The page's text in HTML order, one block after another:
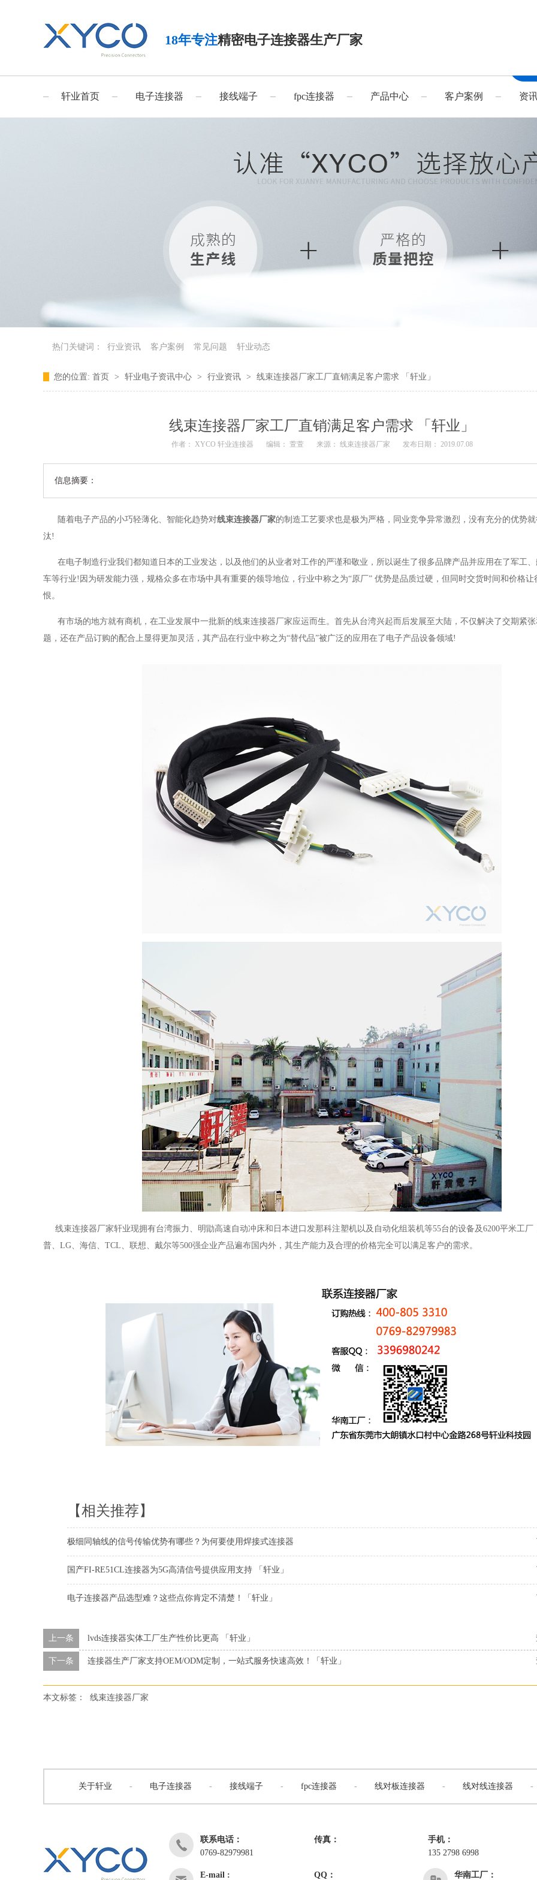
18年专注精密电子连接器生产厂家
轩业首页 电子连接器 接线端子 fpc连接器 产品中心 客户案例 资
热门关键词： 行业资讯 客户案例 常见问题 轩业动态
您的位置: 首页 > 轩业电子资讯中心 > 行业资讯 > 线束连接器厂家工厂直销满足客户需求 「轩业」
线束连接器厂家工厂直销满足客户需求 「轩业」
作者： XYCO 轩业连接器 编辑： 萱萱 来源： 线束连接器厂家 发布日期： 2019.07.08
信息摘要：
随着电子产品的小巧轻薄化、智能化趋势对线束连接器厂家的制造工艺要求也是极为严格，同业竞争异常激烈，没有充分的优势
汰!
在电子制造行业我们都知道日本的工业发达，以及他们的从业者对工作的严谨和敬业，所以诞生了很多品牌产品并应用在了军工
车等行业!因为研发能力强，规格众多在市场中具有重要的领导地位，行业中称之为“原厂” 优势是品质过硬，但同时交货时间和价格让
恨。
有市场的地方就有商机，在工业发展中一批新的线束连接器厂家应运而生。首先从台湾兴起而后发展至大陆，不仅解决了交期紧张
题，还在产品订购的配合上显得更加灵活，其产品在行业中称之为“替代品”被广泛的应用在了电子产品设备领域!
线束连接器厂家轩业现拥有台湾振力、明勖高速自动冲床和日本进口发那科注塑机以及自动化组装机等55台的设备及6200平米工厂
普、LG、海信、TCL、联想、戴尔等500强企业产品遍布国内外，其生产能力及合理的价格完全可以满足客户的需求。
【相关推荐】
极细同轴线的信号传输优势有哪些？为何要使用焊接式连接器
国产FI-RE51CL连接器为5G高清信号提供应用支持 「轩业」
电子连接器产品选型难？这些点你肯定不清楚！「轩业」
上一条 lvds连接器实体工厂生产性价比更高 「轩业」
下一条 连接器生产厂家支持OEM/ODM定制，一站式服务快速高效！「轩业」
本文标签： 线束连接器厂家
关于轩业 - 电子连接器 - 接线端子 - fpc连接器 - 线对板连接器 - 线对线连接器 -
联系电话：
0769-82979981
传真：
手机：
135 2798 6998
E-mail : QQ： 华南工厂：